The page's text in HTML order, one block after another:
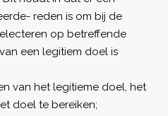
reden is om bij de
op betreffende
een legitiem doel is
van het legitieme doel, het
doel te bereiken;